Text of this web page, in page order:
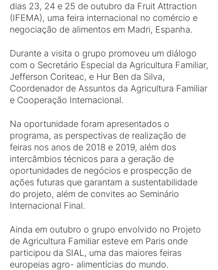
dias 23, 24 e 25 de outubro da Fruit Attraction
(IFEMA), uma feira internacional no comércio e
negociação de alimentos em Madri, Espanha.
Durante a visita o grupo promoveu um diálogo
com o Secretário Especial da Agricultura Familiar,
Jefferson Coriteac, e Hur Ben da Silva,
Coordenador de Assuntos da Agricultura Familiar
e Cooperação Internacional.
Na oportunidade foram apresentados o
programa, as perspectivas de realização de
feiras nos anos de 2018 e 2019, além dos
intercâmbios técnicos para a geração de
oportunidades de negócios e prospecção de
ações futuras que garantam a sustentabilidade
do projeto, além de convites ao Seminário
Internacional Final.
Ainda em outubro o grupo envolvido no Projeto
de Agricultura Familiar esteve em Paris onde
participou da SIAL, uma das maiores feiras
europeias agro- alimentícias do mundo.